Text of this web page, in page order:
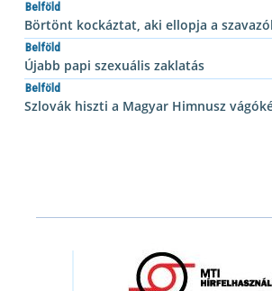
Belföld
Börtönt kockáztat, aki ellopja a
Belföld
Újabb papi szexuális zaklatás
Belföld
Szlovák hiszti a Magyar Himnusz